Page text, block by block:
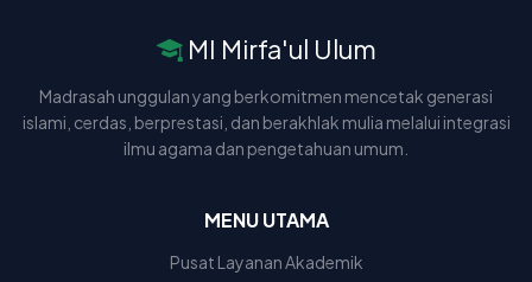
MI Mirfa'ul Ulum
Madrasah unggulan yang berkomitmen mencetak generasi
islami, cerdas, berprestasi, dan berakhlak mulia melalui integrasi
ilmu agama dan pengetahuan umum.
MENU UTAMA
Pusat Layanan Akademik